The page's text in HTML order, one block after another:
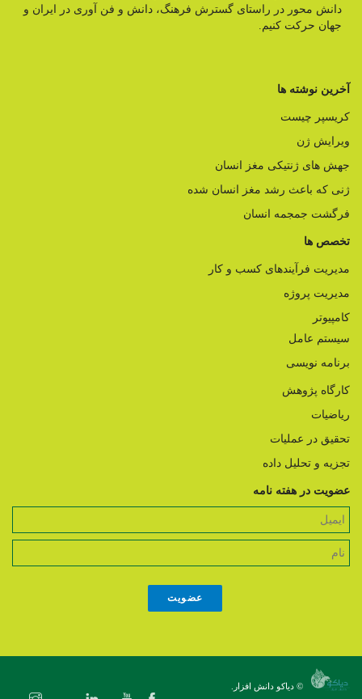
دانش محور در راستای گسترش فرهنگ، دانش و فن آوری در ایران و
جهان حرکت کنیم.
آخرین نوشته ها
کریسپر چیست
ویرایش ژن
جهش های ژنتیکی مغز انسان
ژنی که باعث رشد مغز انسان شده
فرگشت جمجمه انسان
تخصص ها
مدیریت فرآیندهای کسب و کار
مدیریت پروژه
کامپیوتر
سیستم عامل
برنامه نویسی
کارگاه پژوهش
ریاضیات
تحقیق در عملیات
تجزیه و تحلیل داده
عضویت در هفته نامه
© دیاکو دانش افزار.